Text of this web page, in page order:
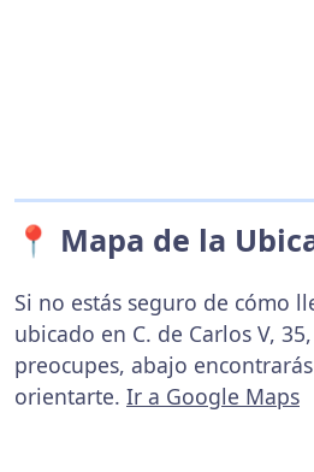
📍 Mapa de la
Si no estás seguro de cómo
ubicado en C. de Carlos V,
preocupes, abajo
orientarte. Ir a Google Maps